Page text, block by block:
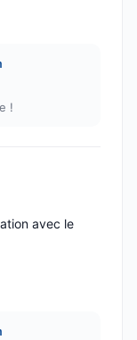
!
avec le